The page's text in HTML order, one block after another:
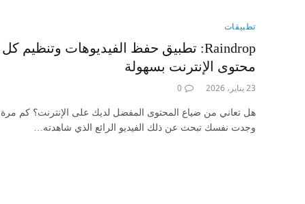
تطبيقات
Raindrop: تطبيق حفظ الفيديوهات وتنظيم كل
محتوى الإنترنت بسهولة
23 يناير، 2026 0
هل تعاني من ضياع المحتوى المفضل لديك على الإنترنت؟ كم مرة
وجدت نفسك تبحث عن ذلك الفيديو الرائع الذي شاهدته…